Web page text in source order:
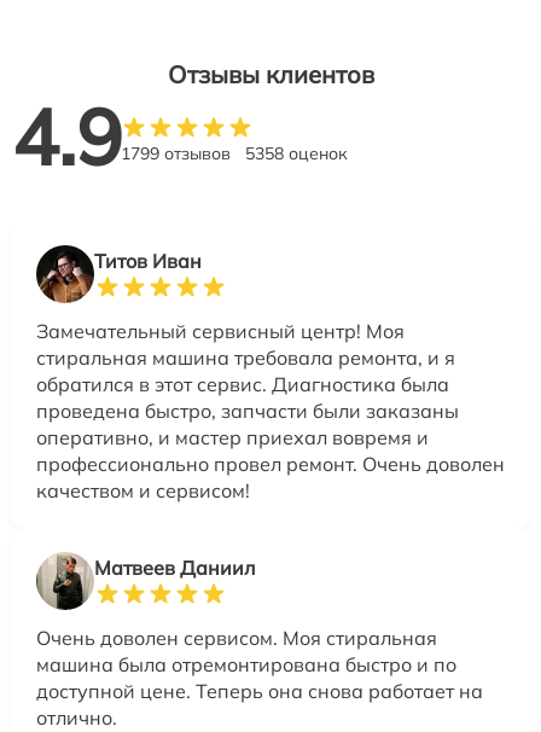
Отзывы клиентов
4.91799 отзывов 5358 оценок
Титов Иван
Замечательный сервисный центр! Моя
стиральная машина требовала ремонта, и я
обратился в этот сервис. Диагностика была
проведена быстро, запчасти были заказаны
оперативно, и мастер приехал вовремя и
профессионально провел ремонт. Очень доволен
качеством и сервисом!
Матвеев Даниил
Очень доволен сервисом. Моя стиральная
машина была отремонтирована быстро и по
доступной цене. Теперь она снова работает на
отлично.